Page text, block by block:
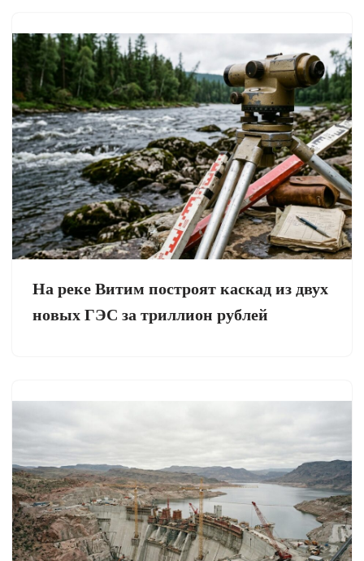
На реке Витим построят каскад из двух
новых ГЭС за триллион рублей